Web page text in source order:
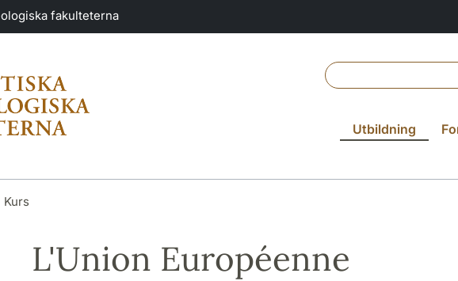
fakulteterna
Utbildning
Kurs
L'Union Européenne